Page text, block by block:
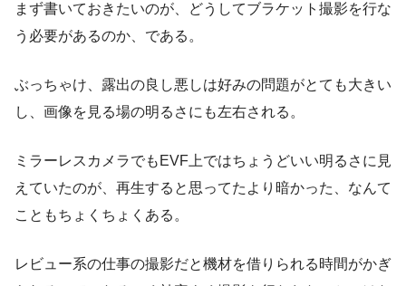
まず書いておきたいのが、どうしてブラケット撮影を行な
う必要があるのか、である。
ぶっちゃけ、露出の良し悪しは好みの問題がとても大きい
し、画像を見る場の明るさにも左右される。
ミラーレスカメラでもEVF上ではちょうどいい明るさに見
えていたのが、再生すると思ってたより暗かった、なんて
こともちょくちょくある。
レビュー系の仕事の撮影だと機材を借りられる時間がかぎ